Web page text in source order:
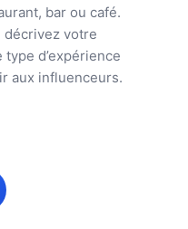
bar ou café.
décrivez votre
d’expérience
aux influenceurs.